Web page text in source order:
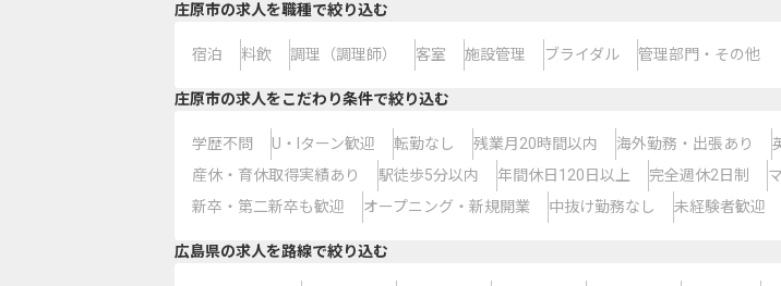
庄原市の求人を職種で絞り込む
宿泊 料飲 調理（調理師） 客室 施設管理 ブライダル 管理部門・その他
庄原市の求人をこだわり条件で絞り込む
学歴不問 U・Iターン歓迎 転勤なし 残業月20時間以内 海外勤務・出張あり
産休・育休取得実績あり
駅徒歩5分以内 年間休日120日以上 完全週休2日制
新卒・第二新卒も歓迎
オープニング・新規開業 中抜け勤務なし 未経験者歓迎
広島県の求人を路線で絞り込む